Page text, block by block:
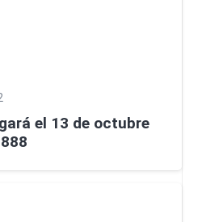
el 13 de octubre